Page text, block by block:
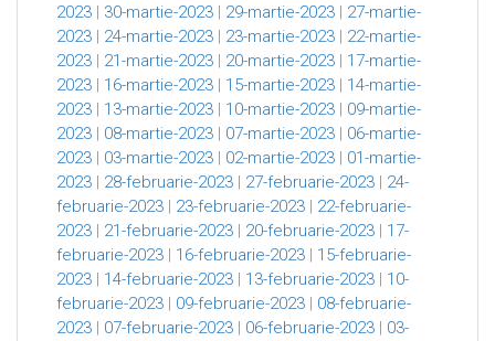
2023 | 30-martie-2023 | 29-martie-2023 | 27-martie-
2023 | 24-martie-2023 | 23-martie-2023 | 22-martie-
2023 | 21-martie-2023 | 20-martie-2023 | 17-martie-
2023 | 16-martie-2023 | 15-martie-2023 | 14-martie-
2023 | 13-martie-2023 | 10-martie-2023 | 09-martie-
2023 | 08-martie-2023 | 07-martie-2023 | 06-martie-
2023 | 03-martie-2023 | 02-martie-2023 | 01-martie-
2023 | 28-februarie-2023 | 27-februarie-2023 | 24-
februarie-2023 | 23-februarie-2023 | 22-februarie-
2023 | 21-februarie-2023 | 20-februarie-2023 | 17-
februarie-2023 | 16-februarie-2023 | 15-februarie-
2023 | 14-februarie-2023 | 13-februarie-2023 | 10-
februarie-2023 | 09-februarie-2023 | 08-februarie-
2023 | 07-februarie-2023 | 06-februarie-2023 | 03-